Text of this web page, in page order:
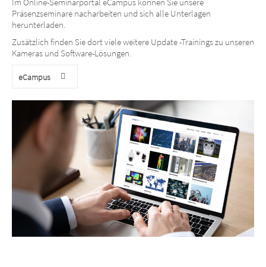
Präsenzseminare nacharbeiten und sich alle Unterlagen
herunterladen.
Zusätzlich finden Sie dort viele weitere Update -Trainings zu unseren
Kameras und Software-Lösungen.
eCampus